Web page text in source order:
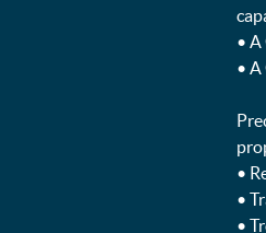
ㅤ
ㅤ
ㅤ
ㅤ
ㅤ